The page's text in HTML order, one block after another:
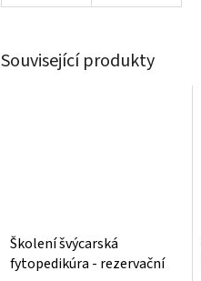
Související produkty
Školení švýcarská
fytopedikúra - rezervační